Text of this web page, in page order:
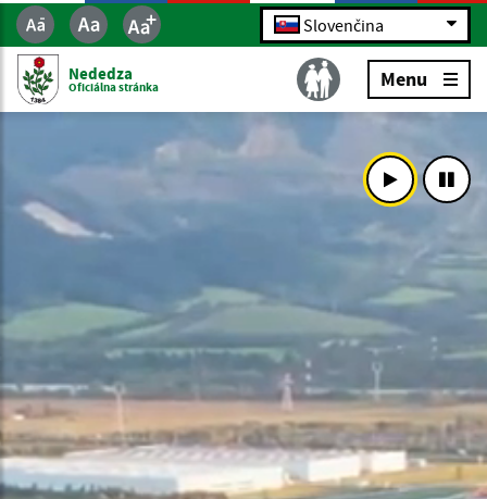
Slovenčina
Nededza
Oficiálna stránka Menu